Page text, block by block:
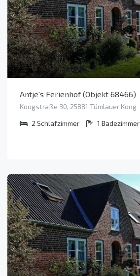
Antje's Ferienhof (Objekt 68466)
Koogstraße 30, 25881 Tümlauer Koog
2 Schlafzimmer 1 Badezimmer